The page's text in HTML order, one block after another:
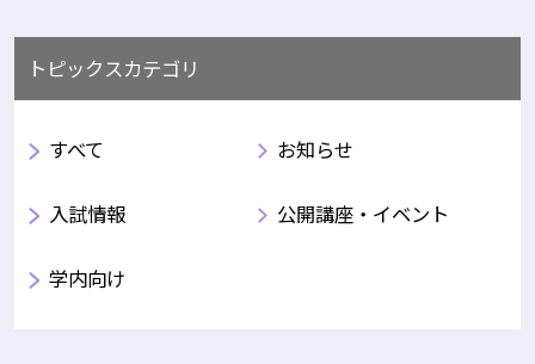
トピックスカテゴリ
すべて お知らせ
入試情報 公開講座・イベント
学内向け